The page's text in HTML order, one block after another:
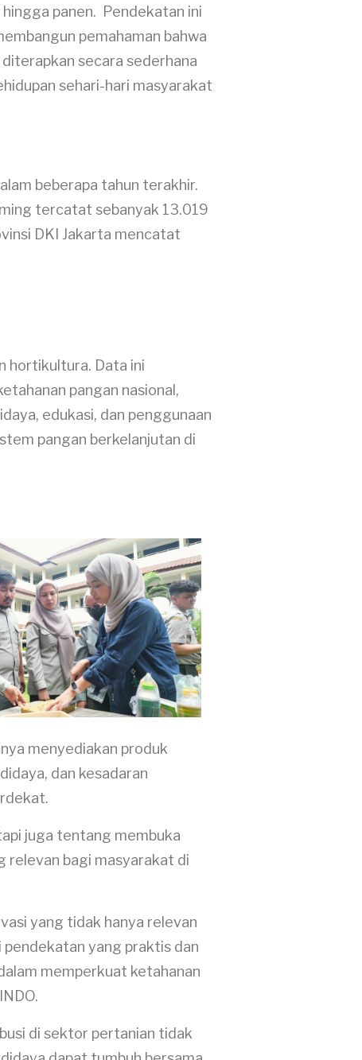
panen. Pendekatan ini
pemahaman bahwa
secara sederhana
sehari-hari masyarakat
beberapa tahun terakhir.
tercatat sebanyak 13.019
DKI Jakarta mencatat
hortikultura. Data ini
pangan nasional,
edukasi, dan penggunaan
pangan berkelanjutan di
menyediakan produk
dan kesadaran
juga tentang membuka
relevan bagi masyarakat di
yang tidak hanya relevan
yang praktis dan
memperkuat ketahanan
di sektor pertanian tidak